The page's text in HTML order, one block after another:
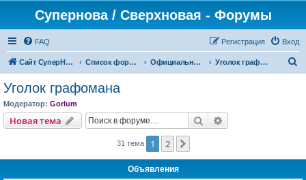
Супернова / Сверхновая - Форумы
FAQ Вход
Регистрация
Сайт СуперНова Список форумов Официальные сервера проекта "Сверхновая" (*.supernova.ws) Уголок графомана
Уголок графомана
Модератор: Gorlum
Новая тема Поиск
31 тема 1 2
Объявления